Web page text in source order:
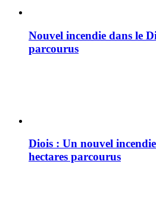
Nouvel incendie dans le
parcourus
Diois : Un nouvel
hectares parcourus